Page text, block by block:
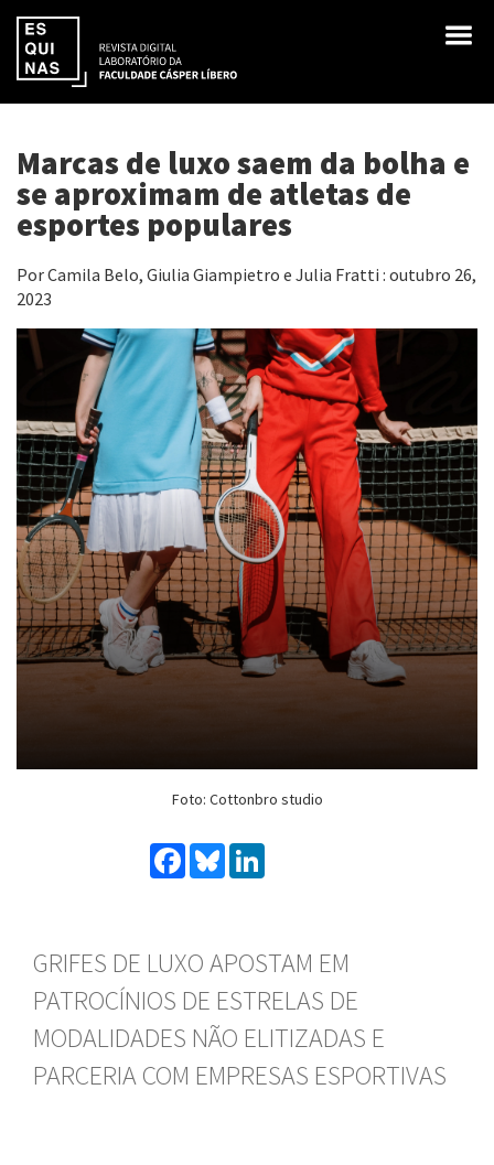
Marcas de luxo saem da bolha e
se aproximam de atletas de
esportes populares
Por Camila Belo, Giulia Giampietro e Julia Fratti : outubro 26,
2023
Foto: Cottonbro studio
Facebook
Bluesky
GRIFES DE LUXO APOSTAM EM
PATROCÍNIOS DE ESTRELAS DE
MODALIDADES NÃO ELITIZADAS E
PARCERIA COM EMPRESAS ESPORTIVAS